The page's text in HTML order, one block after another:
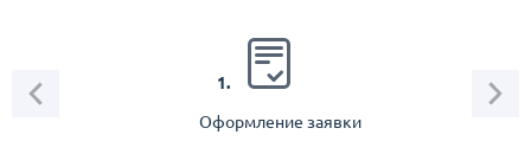
1.
Оформление заявки